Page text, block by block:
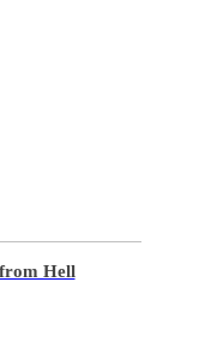
Hell